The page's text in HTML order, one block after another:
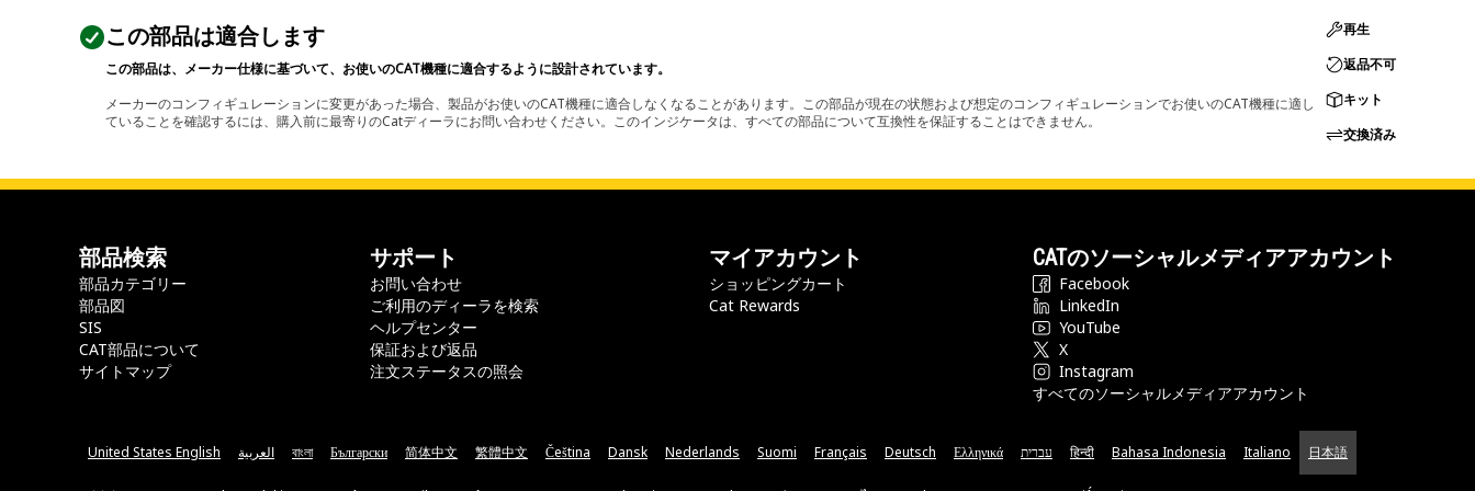
この部品は適合します
この部品は、メーカー仕様に基づいて、お使いのCAT機種に適合するように設計されています。
メーカーのコンフィギュレーションに変更があった場合、製品がお使いのCAT機種に適合しなくなることがあります。この部品が現在の状態および想定のコンフィギュレーションでお使いのCAT機種に適し
ていることを確認するには、購入前に最寄りのCatディーラにお問い合わせください。このインジケータは、すべての部品について互換性を保証することはできません。
再生
返品不可
キット
交換済み
部品検索
部品カテゴリー
部品図
SIS
CAT部品について
サイトマップ
サポート
お問い合わせ
ご利用のディーラを検索
ヘルプセンター
保証および返品
注文ステータスの照会
マイアカウント
ショッピングカート
Cat Rewards
CATのソーシャルメディアアカウント
Facebook
LinkedIn
YouTube
X
Instagram
すべてのソーシャルメディアアカウント
United States English العربية বাংলা Български 简体中文 繁體中文 Čeština Dansk Nederlands Suomi Français Deutsch Ελληνικά עברית हिन्दी Bahasa Indonesia Italiano 日本語